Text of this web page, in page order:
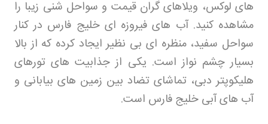
های لوکس، ویلاهای گران‌ قیمت و سواحل شنی زیبا را
مشاهده کنید. آب‌ های فیروزه‌ ای خلیج فارس در کنار
سواحل سفید، منظره‌ ای بی‌ نظیر ایجاد کرده که از بالا
بسیار چشم‌ نواز است. یکی از جذابیت‌ های تورهای
هلیکوپتر دبی، تماشای تضاد بین زمین‌ های بیابانی و
آب‌ های آبی خلیج فارس است.